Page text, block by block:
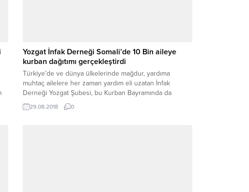
Yozgat İnfak Derneği Somali’de 10 Bin aileye
kurban dağıtımı gerçekleştirdi
Türkiye’de ve dünya ülkelerinde mağdur, yardıma
muhtaç ailelere her zaman yardım eli uzatan İnfak
Derneği Yozgat Şubesi, bu Kurban Bayramında da
Somali, Arakan ve Zambiya’da yardıma muhtaç 10 Bin
aileye kurban dağıtımı yaptı.
29.08.2018 0